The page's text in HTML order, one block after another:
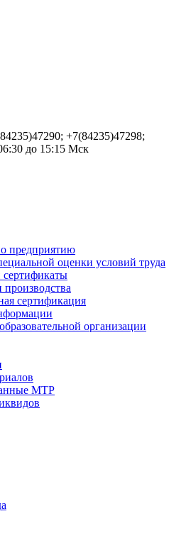
+7(84235)47298;
до 15:15 Мск
предприятию
оценки условий труда
сертификация
организации
МТР